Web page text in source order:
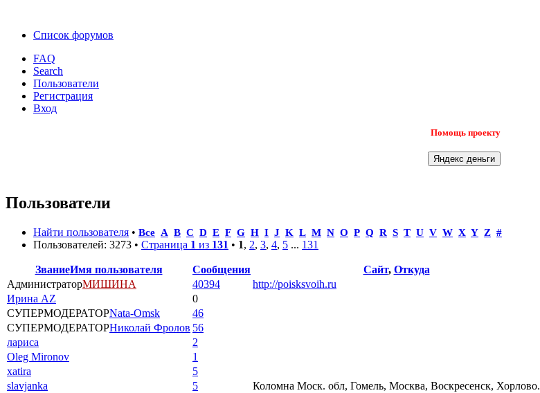
Список форумов
FAQ
Search
Пользователи
Регистрация
Вход
Помощь проекту
Пользователи
Найти пользователя • Все A B C D E F G H I J K L M N O P Q R S T U V W X Y Z #
Пользователей: 3273 • Страница 1 из 131 • 1, 2, 3, 4, 5 ... 131
ЗваниеИмя пользователя Сообщения Сайт, Откуда
АдминистраторМИШИНА 40394 http://poisksvoih.ru
Ирина AZ
0
СУПЕРМОДЕРАТОРNata-Omsk 46
СУПЕРМОДЕРАТОРНиколай Фролов 56
лариса
2
Oleg Mironov
1
xatira
5
slavjanka
5 Коломна Моск. обл, Гомель, Москва, Воскресенск, Хорлово.